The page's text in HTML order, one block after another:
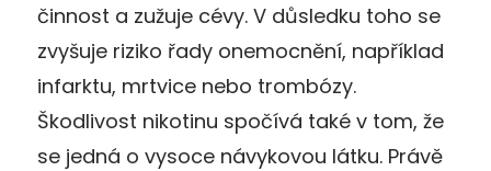
činnost a zužuje cévy. V důsledku toho se
zvyšuje riziko řady onemocnění, například
infarktu, mrtvice nebo trombózy.
Škodlivost nikotinu spočívá také v tom, že
se jedná o vysoce návykovou látku. Právě